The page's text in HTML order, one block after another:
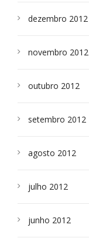
dezembro 2012
novembro 2012
outubro 2012
setembro 2012
agosto 2012
julho 2012
junho 2012